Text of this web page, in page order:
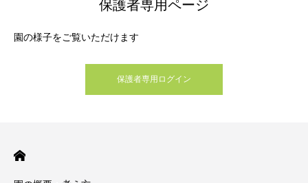
保護者専用ページ
園の様子をご覧いただけます
保護者専用ログイン